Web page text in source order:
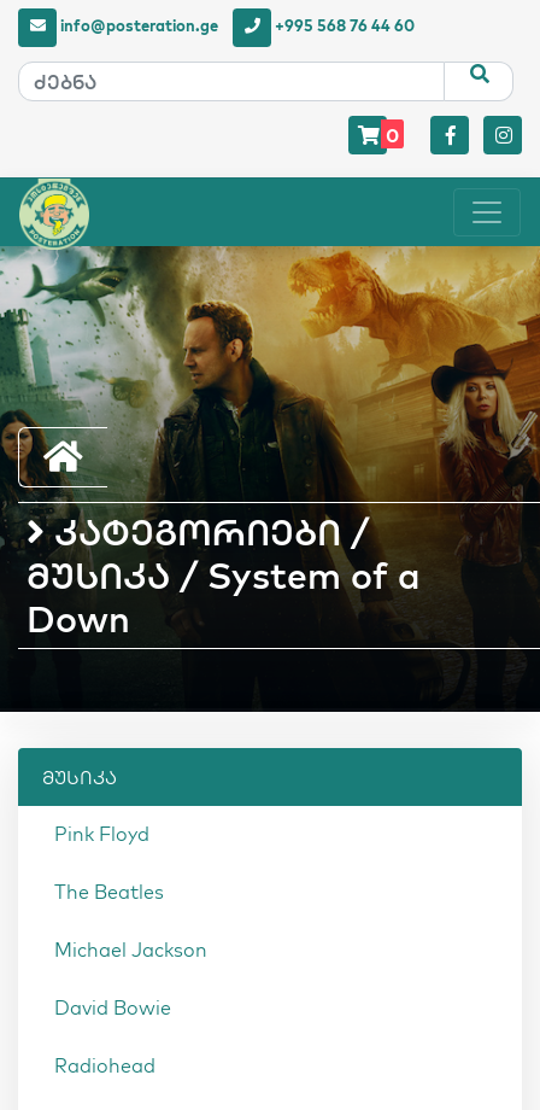
info@posteration.ge +995 568 76 44 60
0
კატეგორიები /
მუსიკა / System of a
Down
მუსიკა
Pink Floyd
The Beatles
Michael Jackson
David Bowie
Radiohead